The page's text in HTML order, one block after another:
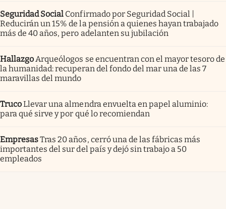
Seguridad Social Confirmado por Seguridad Social |
Reducirán un 15% de la pensión a quienes hayan trabajado
más de 40 años, pero adelanten su jubilación
Hallazgo Arqueólogos se encuentran con el mayor tesoro de
la humanidad: recuperan del fondo del mar una de las 7
maravillas del mundo
TrucoLlevar una almendra envuelta en papel aluminio:
para qué sirve y por qué lo recomiendan
EmpresasTras 20 años, cerró una de las fábricas más
importantes del sur del país y dejó sin trabajo a 50
empleados